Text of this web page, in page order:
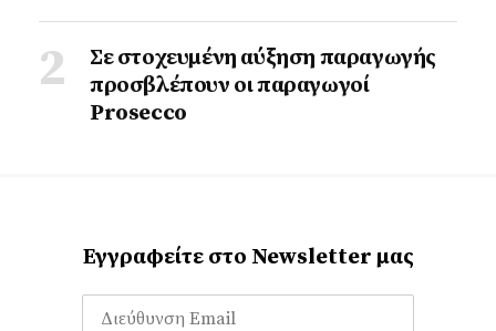
Σε στοχευμένη αύξηση παραγωγής
προσβλέπουν οι παραγωγοί
Prosecco
Εγγραφείτε στο Newsletter μας